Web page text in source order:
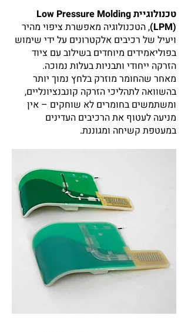
טכנולוגיית Low Pressure Molding
(LPM), הטכנולוגיה מאפשרת ציפוי מהיר
ויעיל של רכיבים אלקטרונים על ידי שימוש
בפוליאמידים מיוחדים בשילוב עם ציוד
הזרקה ייחודי ותבניות בעלות נמוכה.
מאחר שהחומר מוזרק בלחץ נמוך יותר
בהשוואה לתהליכי הזרקה קונבנציונליים,
ומשתמשים בחומרים לא שוחקים – אין
מניעה לעטוף את הרכיבים העדינים
במעטפת קשיחה ומגוננת.